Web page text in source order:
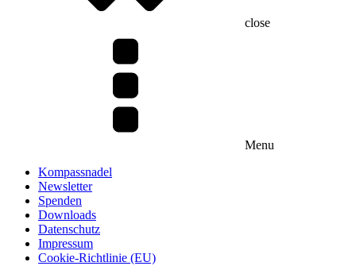
close
Menu
Kompassnadel
Newsletter
Spenden
Downloads
Datenschutz
Impressum
Cookie-Richtlinie (EU)